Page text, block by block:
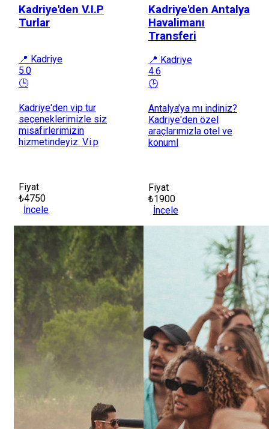
Kadriye'den V.I.P
Turlar
📍 Kadriye
5.0
🕒
Kadriye'den vip tur
seçeneklerimizle siz
misafirlerimizin
hizmetindeyiz. V.i.p
Fiyat
₺4750
İncele
Kadriye'den Antalya
Havalimanı
Transferi
📍 Kadriye
4.6
🕒
Antalya’ya mı indiniz?
Kadriye'den özel
araçlarımızla otel ve
konuml
Fiyat
₺1900
İncele